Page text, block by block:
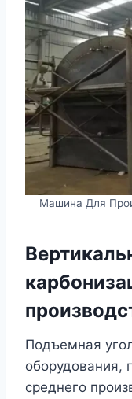
Машина Для
Подъемная
оборудования,
среднего